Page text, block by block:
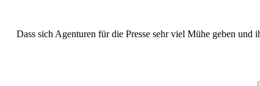
Dass sich Agenturen für die Presse sehr viel Mühe geben